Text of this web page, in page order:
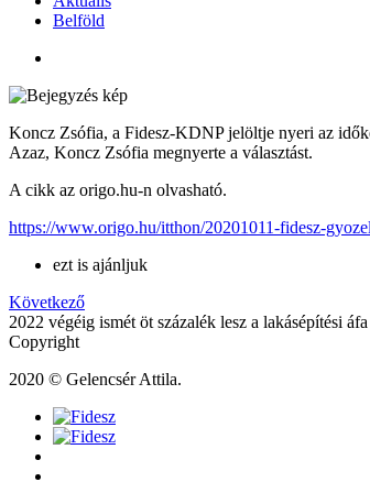
Belföld
Koncz Zsófia, a Fidesz-KDNP jelöltje nyeri az
Azaz, Koncz Zsófia megnyerte a választást.
A cikk az origo.hu-n olvasható.
https://www.origo.hu/itthon/20201011-fidesz-
ezt is ajánljuk
Következő
2022 végéig ismét öt százalék lesz a lakásépítési áfa
Copyright
2020 © Gelencsér Attila.